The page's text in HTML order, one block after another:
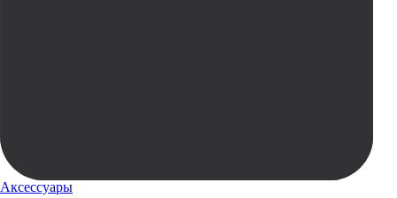
Аксессуары